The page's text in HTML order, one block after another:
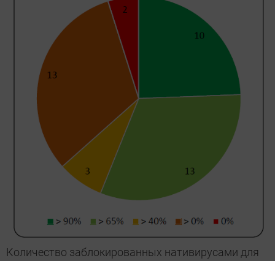
Количество заблокированных нативирусами для